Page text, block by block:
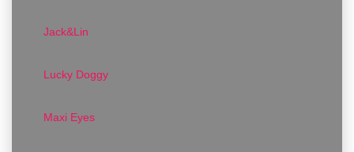
Jack&Lin
Lucky Doggy
Maxi Eyes